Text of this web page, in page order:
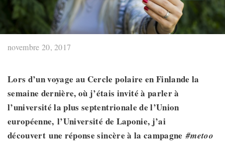
novembre 20, 2017
Lors d’un voyage au Cercle polaire en Finlande la
semaine dernière, où j’étais invité à parler à
l’université la plus septentrionale de l’Union
européenne,l’Université de Laponie, j’ai
découvertune réponse sincère à la campagne#metoo